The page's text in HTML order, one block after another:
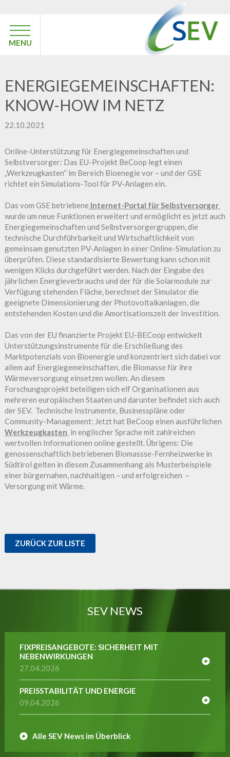
MENU
ENERGIEGEMEINSCHAFTEN:
KNOW-HOW IM NETZ
22.10.2021
Online-Unterstützung für Energiegemeinschaften und
Selbstversorger: Das EU-Projekt BeCoop legt einen
„Werkzeugkasten“ im Bereich Bioenegie vor – und der GSE
richtet ein Simulations-Tool für PV-Anlagen ein.
Das vom GSE betriebene Internet-Portal für Selbstversorger
wurde um neue Funktionen erweitert und ermöglicht es jetzt auch
Energiegemeinschaften und Selbstversorgergruppen, die
technische Durchführbarkeit und Wirtschaftlichkeit von
gemeinsam genutzten PV-Anlagen in einer Online-Simulation zu
überprüfen. Diese standardisierte Bewertung kann schon mit
wenigen Klicks durchgeführt werden. Nach der Eingabe des
jährlichen Energieverbrauchs und der für die Solarmodule zur
Verfügung stehenden Fläche, berechnet der Simulator die
geeignete Dimensionierung der Photovoltaikanlagen, die
entstehenden Kosten und die Amortisationszeit der Investition.
Das von der EU finanzierte Projekt EU-BECoop entwickelt
Unterstützungsinstrumente für die Erschließung des
Marktpotenzials von Bioenergie und konzentriert sich dabei vor
allem auf Energiegemeinschaften, die Biomasse für ihre
Wärmeversorgung einsetzen wollen. An diesem
Forschungsprojekt beteiligen sich elf Organisationen aus
mehreren europäischen Staaten und darunter befindet sich auch
der SEV. Technische Instrumente, Businesspläne oder
Community-Management: Jetzt hat BeCoop einen ausführlichen
Werkzeugkasten in englischer Sprache mit zahlreichen
wertvollen Informationen online gestellt. Übrigens: Die
genossenschaftlich betriebenen Biomassse-Fernheizwerke in
Südtirol gelten in diesem Zusammenhang als Musterbeispiele
einer bürgernahen, nachhaltigen – und erfolgreichen –
Versorgung mit Wärme.
ZURÜCK ZUR LISTE
SEV NEWS
FIXPREISANGEBOTE: SICHERHEIT MIT
NEBENWIRKUNGEN
27.04.2026
PREISSTABILITÄT UND ENERGIE
09.04.2026
Alle SEV News im Überblick